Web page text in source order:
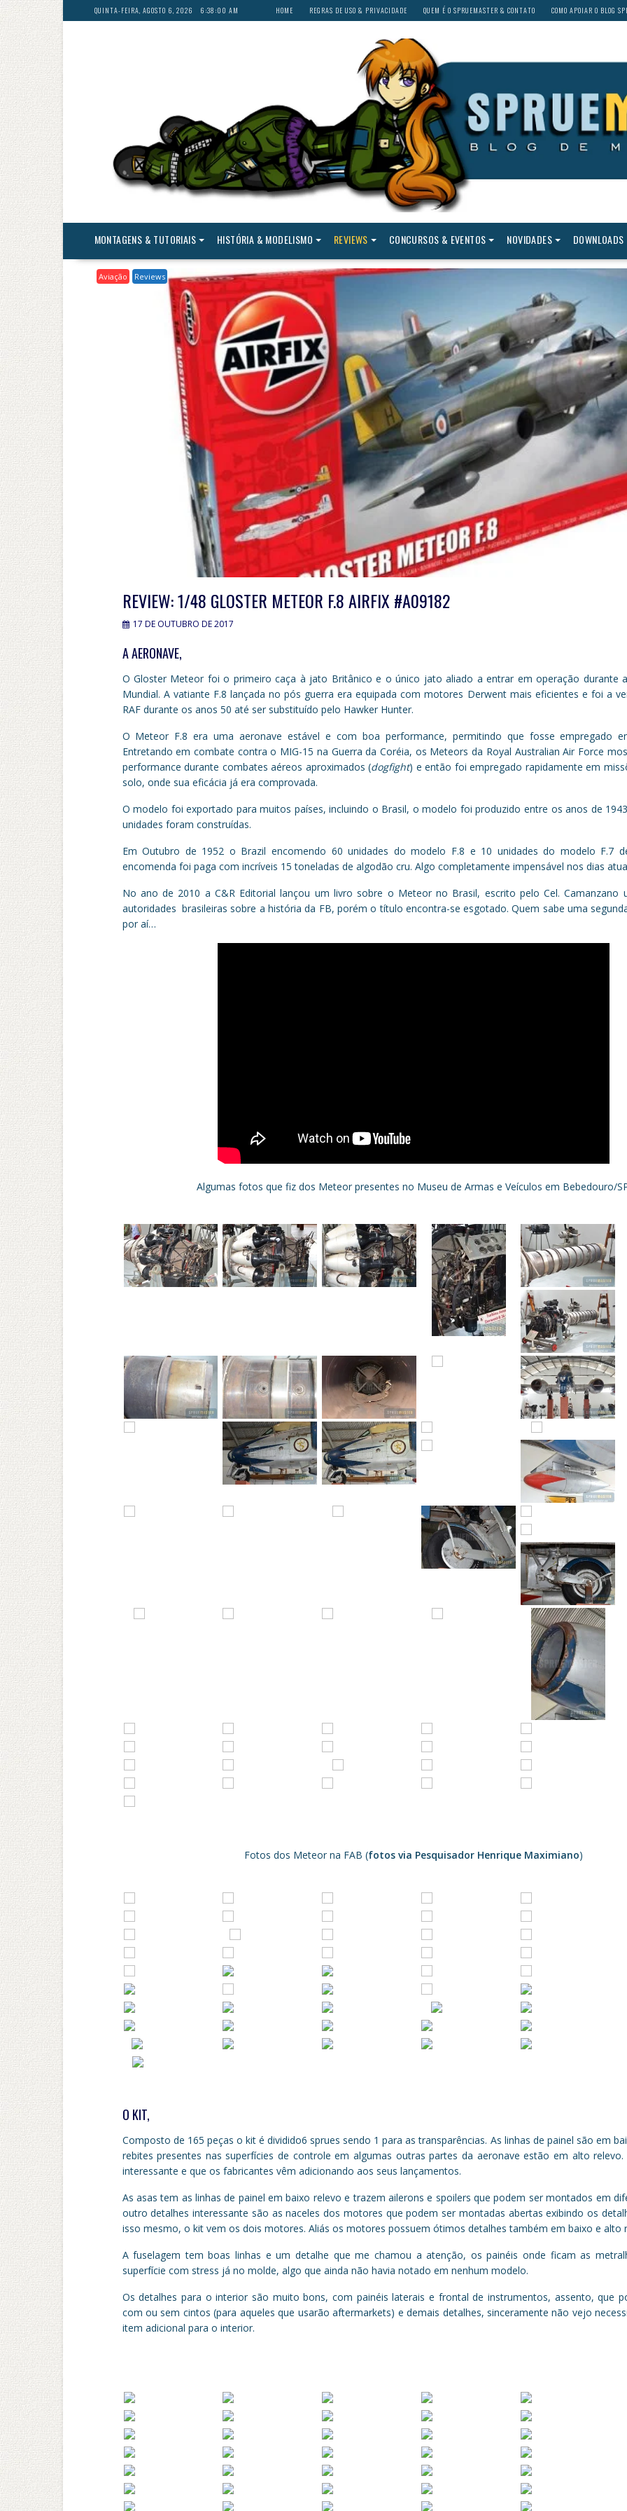
Skip
to
content
QUINTA-FEIRA, AGOSTO 6, 2026 6:38:03 AM HOME REGRAS DE USO & PRIVACIDADE QUEM É O SPRUEMASTER & CONTATO COMO APOIAR O BLOG
MONTAGENS & TUTORIAIS HISTÓRIA & MODELISMO REVIEWS CONCURSOS & EVENTOS NOVIDADES DOWNLOADS
Aviação Reviews
REVIEW: 1/48 GLOSTER METEOR F.8 AIRFIX #A09182
17 DE OUTUBRO DE 2017
A AERONAVE,
O Gloster Meteor foi o primeiro caça à jato Britânico e o único jato aliado a entrar em operação durante
Mundial. A vatiante F.8 lançada no pós guerra era equipada com motores Derwent mais eficientes e foi a
RAF durante os anos 50 até ser substituído pelo Hawker Hunter.
O Meteor F.8 era uma aeronave estável e com boa performance, permitindo que fosse empregado
Entretando em combate contra o MIG-15 na Guerra da Coréia, os Meteors da Royal Australian Air Force
performance durante combates aéreos aproximados (dogfight) e então foi empregado rapidamente em
solo, onde sua eficácia já era comprovada.
O modelo foi exportado para muitos países, incluindo o Brasil, o modelo foi produzido entre os anos de
unidades foram construídas.
Em Outubro de 1952 o Brazil encomendo 60 unidades do modelo F.8 e 10 unidades do modelo F.7
encomenda foi paga com incríveis 15 toneladas de algodão cru. Algo completamente impensável nos dias
No ano de 2010 a C&R Editorial lançou um livro sobre o Meteor no Brasil, escrito pelo Cel. Camanzano
autoridades brasileiras sobre a história da FB, porém o título encontra-se esgotado. Quem sabe uma
por aí…
Algumas fotos que fiz dos Meteor presentes no Museu de Armas e Veículos em Bebedouro/
Fotos dos Meteor na FAB (fotos via Pesquisador Henrique Maximiano)
O KIT,
Composto de 165 peças o kit é dividido6 sprues sendo 1 para as transparências. As linhas de painel são em
rebites presentes nas superfícies de controle em algumas outras partes da aeronave estão em alto
interessante e que os fabricantes vêm adicionando aos seus lançamentos.
As asas tem as linhas de painel em baixo relevo e trazem ailerons e spoilers que podem ser montados em
outro detalhes interessante são as naceles dos motores que podem ser montadas abertas exibindo os
isso mesmo, o kit vem os dois motores. Aliás os motores possuem ótimos detalhes também em baixo e alto
A fuselagem tem boas linhas e um detalhe que me chamou a atenção, os painéis onde ficam as
superfície com stress já no molde, algo que ainda não havia notado em nenhum modelo.
Os detalhes para o interior são muito bons, com painéis laterais e frontal de instrumentos, assento, que
com ou sem cintos (para aqueles que usarão aftermarkets) e demais detalhes, sinceramente não vejo
item adicional para o interior.